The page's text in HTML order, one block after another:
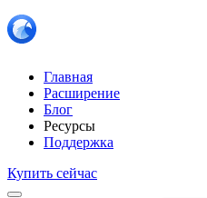
Главная
Расширение
Блог
Ресурсы
Поддержка
Купить сейчас